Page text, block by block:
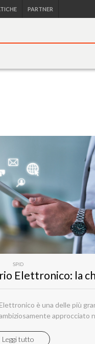
PARTNER
SPID
è una delle più
approcciato
Leggi tutto